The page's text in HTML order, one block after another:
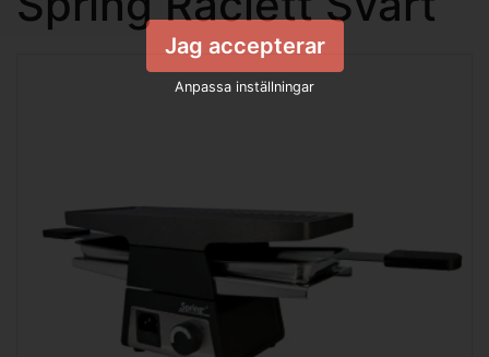
Jag accepterar
Anpassa inställningar